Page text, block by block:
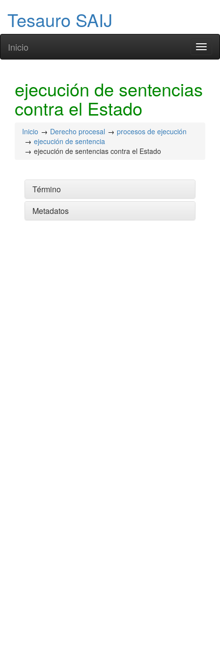
Tesauro SAIJ
Inicio
ejecución de sentencias
contra el Estado
Inicio Derecho procesal
procesos de ejecución
ejecución de sentencia
ejecución de sentencias contra el Estado
Término
Metadatos